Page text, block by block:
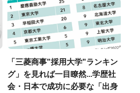
「三菱商事"採用大学"ランキン
グ」を見れば一目瞭然...学歴社
会・日本で成功に必要な「出身